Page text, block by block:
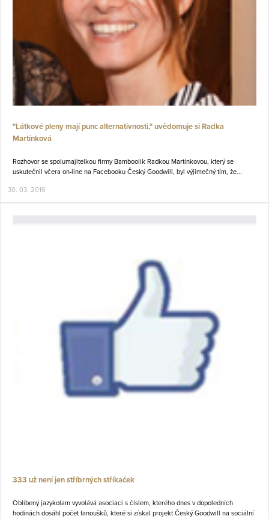
"Látkové pleny mají punc alternativnosti," uvědomuje si Radka
Martínková
Rozhovor se spolumajitelkou firmy Bamboolik Radkou Martínkovou, který se
uskutečnil včera on-line na Facebooku Český Goodwill, byl výjimečný tím, že...
30. 03. 2016
333 už není jen stříbrných stříkaček
Oblíbený jazykolam vyvolává asociaci s číslem, kterého dnes v dopoledních
hodinách dosáhl počet fanoušků, které si získal projekt Český Goodwill na sociální